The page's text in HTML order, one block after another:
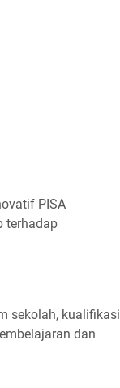
PISA
terhadap
sekolah, kualifikasi
dan